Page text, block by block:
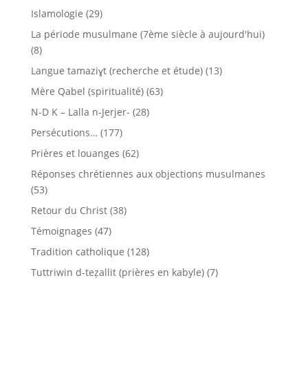
Islamologie (29)
La période musulmane (7ème siècle à aujourd'hui)
(8)
Langue tamaziɣt (recherche et étude)(13)
Mère Qabel (spiritualité)(63)
N-D K – Lalla n-Jerjer- (28)
Persécutions… (177)
Prières et louanges (62)
Réponses chrétiennes aux objections musulmanes
(53)
Retour du Christ(38)
Témoignages (47)
Tradition catholique (128)
Tuttriwin d-teẓallit (prières en kabyle)(7)